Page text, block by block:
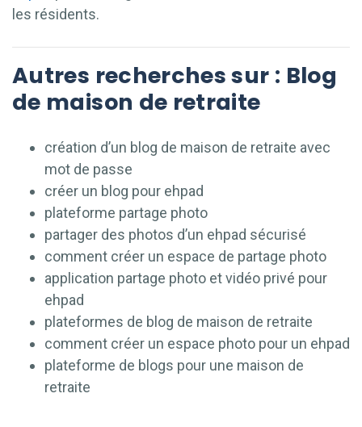
les résidents.
Autres recherches sur : Blog
de maison de retraite
création d’un blog de maison de retraite avec
mot de passe
créer un blog pour ehpad
plateforme partage photo
partager des photos d’un ehpad sécurisé
comment créer un espace de partage photo
application partage photo et vidéo privé pour
ehpad
plateformes de blog de maison de retraite
comment créer un espace photo pour un ehpad
plateforme de blogs pour une maison de
retraite